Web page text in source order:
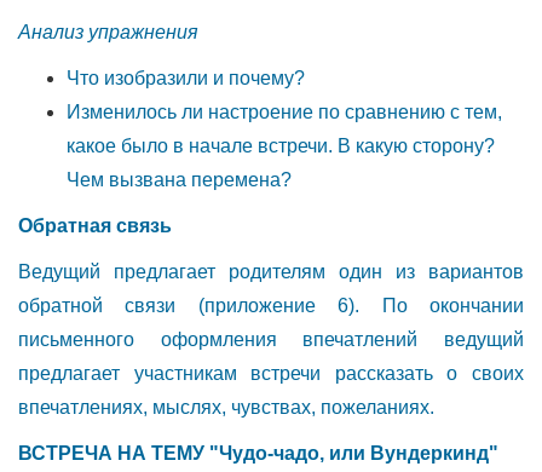
Анализ упражнения
Что изобразили и почему?
Изменилось ли настроение по сравнению с тем,
какое было в начале встречи. В какую сторону?
Чем вызвана перемена?
Обратная связь
Ведущий предлагает родителям один из вариантов
обратной связи (приложение 6). По окончании
письменного оформления впечатлений ведущий
предлагает участникам встречи рассказать о своих
впечатлениях, мыслях, чувствах, пожеланиях.
ВСТРЕЧА НА ТЕМУ "Чудо-чадо, или Вундеркинд"